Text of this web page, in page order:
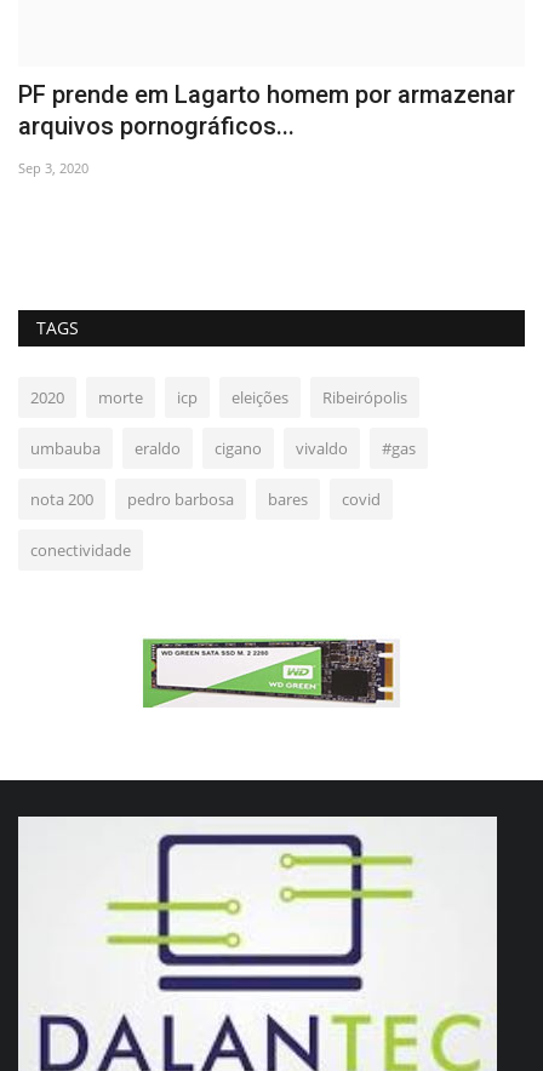
PF prende em Lagarto homem por armazenar
arquivos pornográficos...
Sep 3, 2020
TAGS
2020 morte icp eleições Ribeirópolis
umbauba eraldo cigano vivaldo #gas
nota 200 pedro barbosa bares covid
conectividade